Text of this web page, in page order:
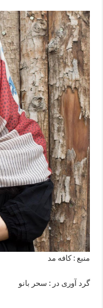
منبع : کافه مد
گرد آوری در : سحر بانو